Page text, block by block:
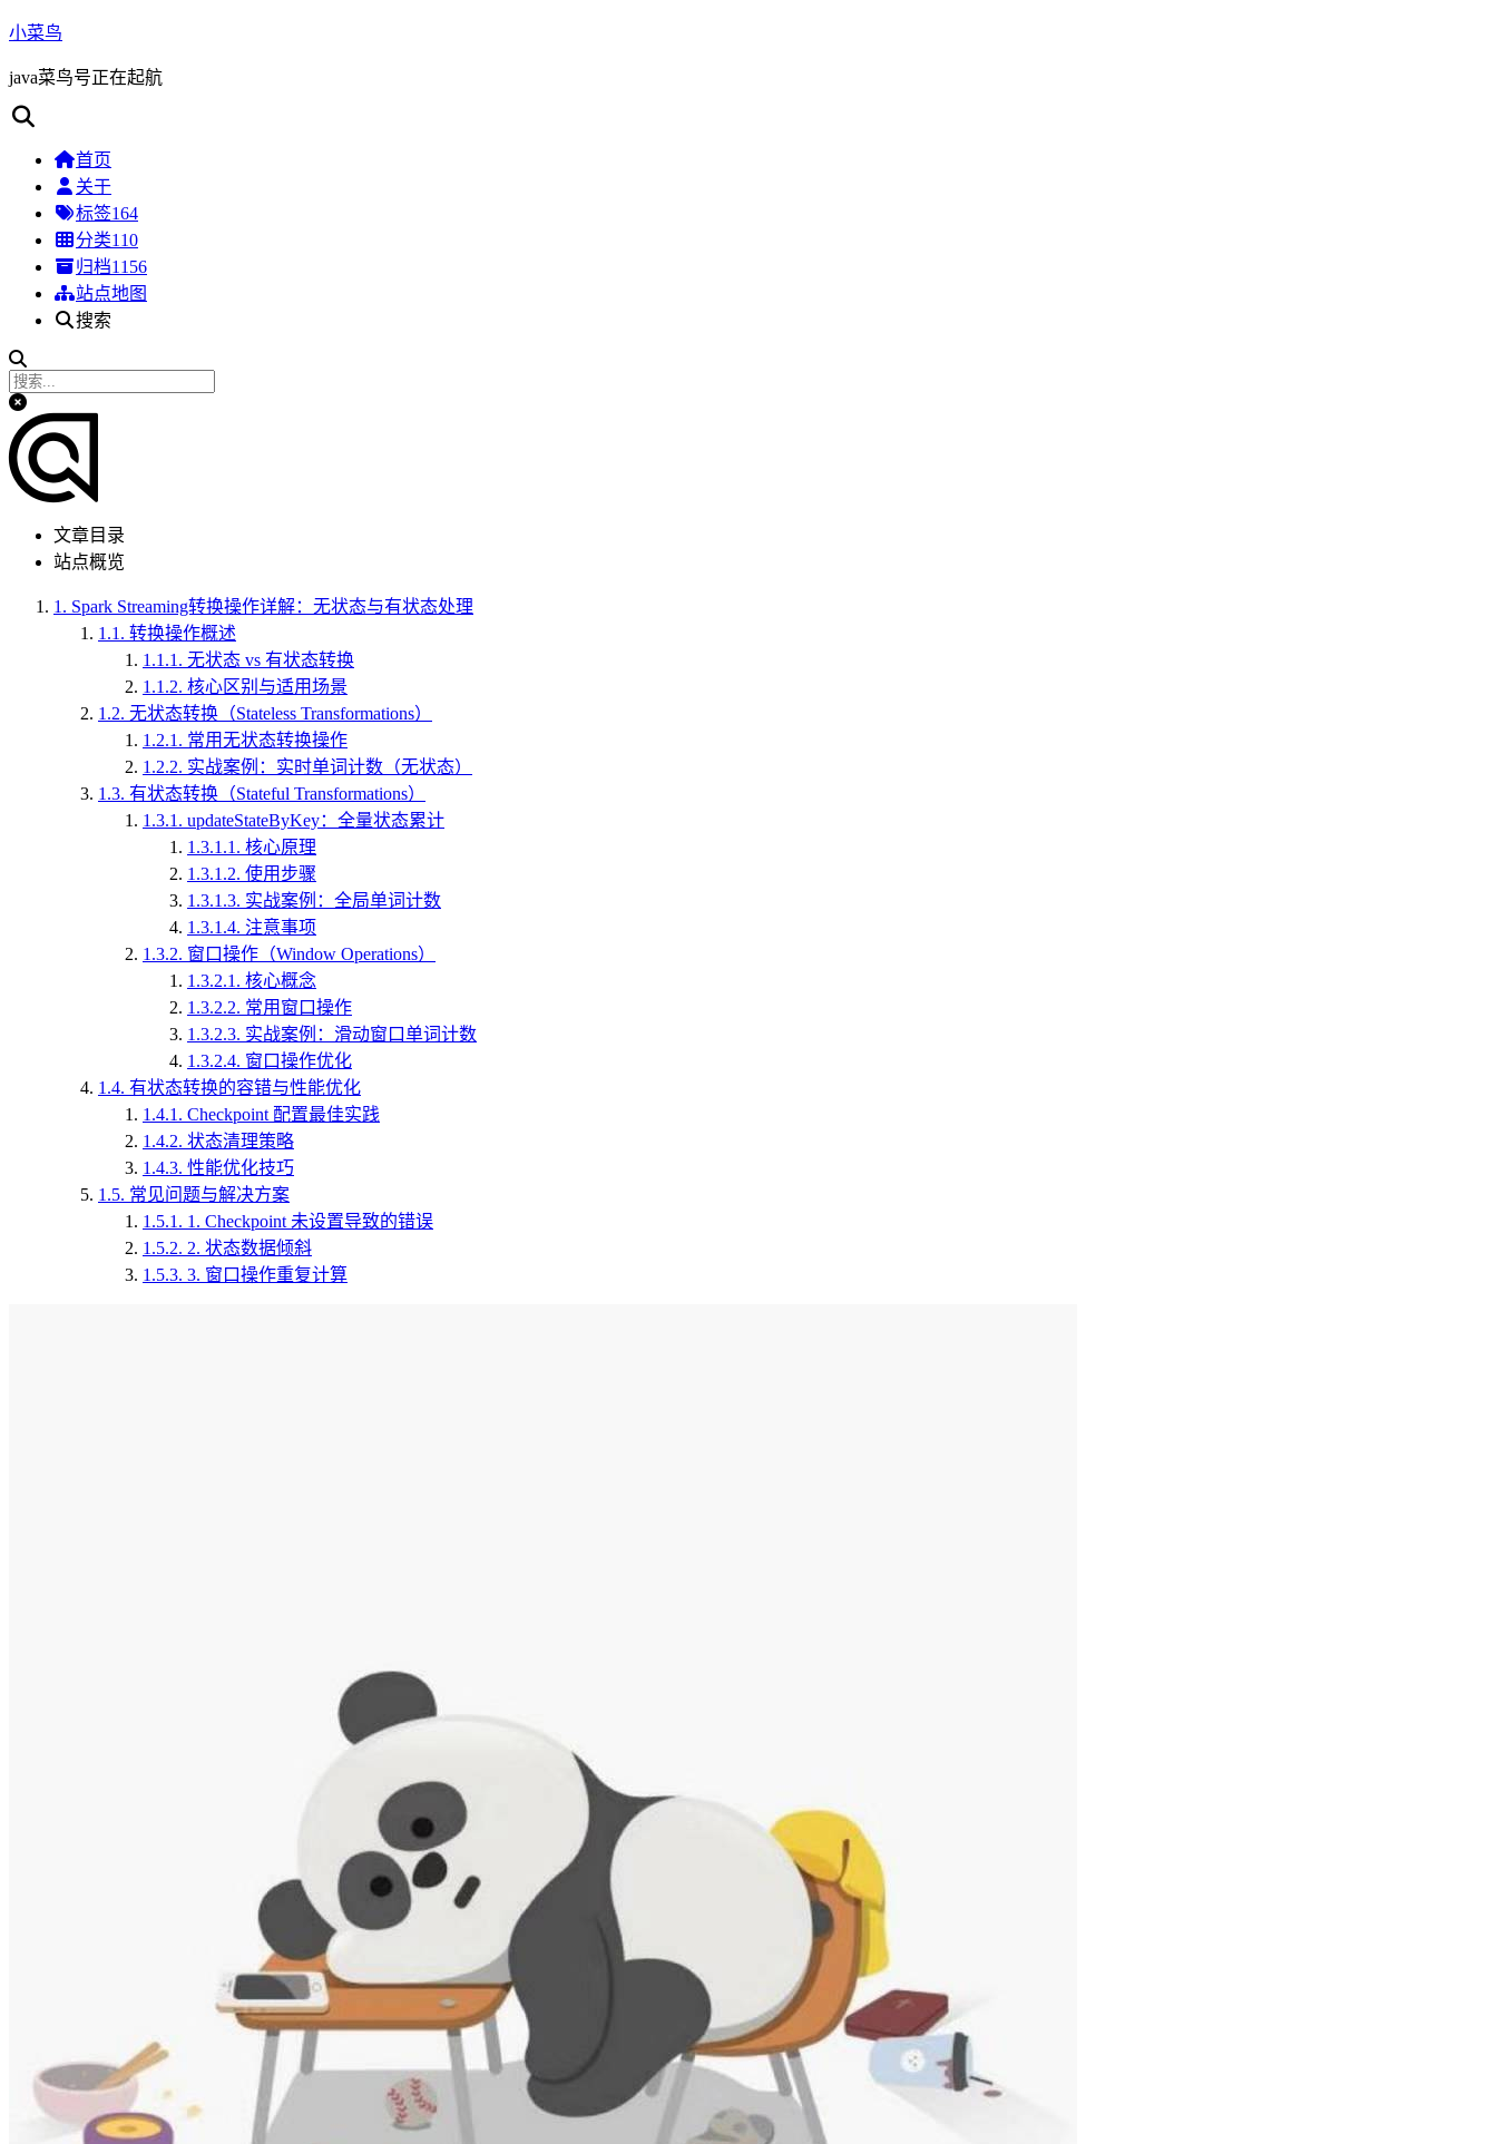
小菜鸟
java菜鸟号正在起航
首页
关于
标签164
分类110
归档1156
站点地图
搜索
文章目录
站点概览
1. Spark Streaming转换操作详解：无状态与有状态处理
1.1. 转换操作概述
1.1.1. 无状态 vs 有状态转换
1.1.2. 核心区别与适用场景
1.2. 无状态转换（Stateless Transformations）
1.2.1. 常用无状态转换操作
1.2.2. 实战案例：实时单词计数（无状态）
1.3. 有状态转换（Stateful Transformations）
1.3.1. updateStateByKey：全量状态累计
1.3.1.1. 核心原理
1.3.1.2. 使用步骤
1.3.1.3. 实战案例：全局单词计数
1.3.1.4. 注意事项
1.3.2. 窗口操作（Window Operations）
1.3.2.1. 核心概念
1.3.2.2. 常用窗口操作
1.3.2.3. 实战案例：滑动窗口单词计数
1.3.2.4. 窗口操作优化
1.4. 有状态转换的容错与性能优化
1.4.1. Checkpoint 配置最佳实践
1.4.2. 状态清理策略
1.4.3. 性能优化技巧
1.5. 常见问题与解决方案
1.5.1. 1. Checkpoint 未设置导致的错误
1.5.2. 2. 状态数据倾斜
1.5.3. 3. 窗口操作重复计算